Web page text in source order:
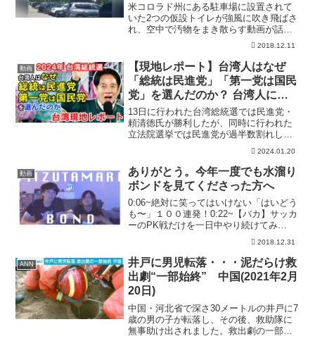
米コロラド州にある駐車場に設置されて
いた2つの仮設トイレが強風に吹き飛ばさ
れ、空中で汚物をまき散らす動画が話題
となっている。TomoNewsチャンネル登
録 ►►チャンネル登録「TomoNews（ト
モニュース）」は国内外の最新ニュース
をＣＧア...
2018.12.11
動画
【現地レポート】台湾人はなぜ
「総統は民進党」「第一党は国民
党」を選んだのか？ 台湾人に聞
いた総統選の民意とは！【ザ・フ
ァクト】
13日に行われた台湾総統選では民進党・
頼清徳氏が勝利したが、同時に行われた
立法院選挙では民進党が過半数割れして
「捻じれ」が発生した。対中国との距離
感が大きく問われた今回の総統選だった
が、現地はどのような受け止めをしてい
るのか。今回のザ・ファ...
2024.01.20
動画
ありがとう。今年一度でも水溜り
ボンドを見てくださった方へ
0:06~絶対に笑ってはいけない「はいどう
も〜」１００連発！0:22~【バカ】サッカ
ーのPK戦だけを一日中やり続けてみ
た！！0:39~【100万円企画】水溜りオン
エアトラック１週間走らせてみた！！
0:53~【実質初】狂った質問コーナー！！
w...
2018.12.31
ANN
井戸に男児転落・・・泥だらけ救
出劇“一部始終” 中国(2021年2月
20日)
中国・河北省で深さ30メートルの井戸に7
歳の男の子が転落し、その後、救助隊に
無事助け出されました。救出劇の一部始